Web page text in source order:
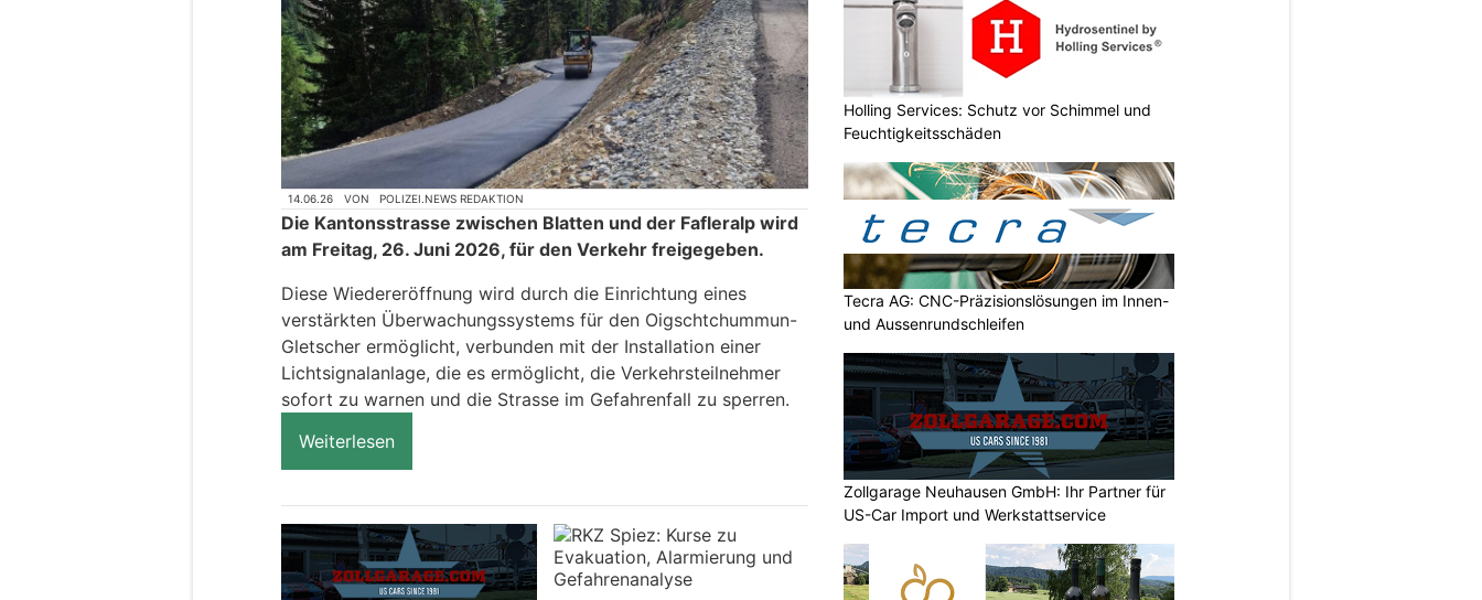
14.06.26 VON POLIZEI.NEWS REDAKTION
Die Kantonsstrasse zwischen Blatten und der Fafleralp wird
am Freitag, 26. Juni 2026, für den Verkehr freigegeben.
Diese Wiedereröffnung wird durch die Einrichtung eines
verstärkten Überwachungssystems für den Oigschtchummun-
Gletscher ermöglicht, verbunden mit der Installation einer
Lichtsignalanlage, die es ermöglicht, die Verkehrsteilnehmer
sofort zu warnen und die Strasse im Gefahrenfall zu sperren.
Weiterlesen
Holling Services: Schutz vor Schimmel und
Feuchtigkeitsschäden
Tecra AG: CNC-Präzisionslösungen im Innen-
und Aussenrundschleifen
Zollgarage Neuhausen GmbH: Ihr Partner für
US-Car Import und Werkstattservice